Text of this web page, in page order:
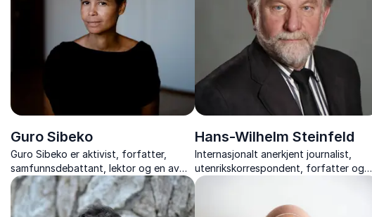
Guro Sibeko
Guro Sibeko er aktivist, forfatter,
samfunnsdebattant, lektor og en av
Norges fremste SLAM!poeter. Hun
brenner for antirasisme, og kan
garantere et engasjerende innslag på
Hans-Wilhelm Steinfeld
Internasjonalt anerkjent journalist,
utenrikskorrespondent, forfatter og
historiker med Russland som
spesialfelt.